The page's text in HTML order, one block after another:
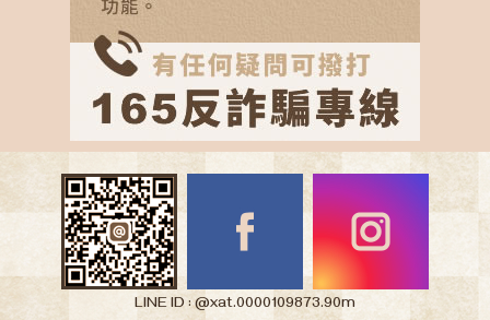
LINE ID : @xat.0000109873.90m